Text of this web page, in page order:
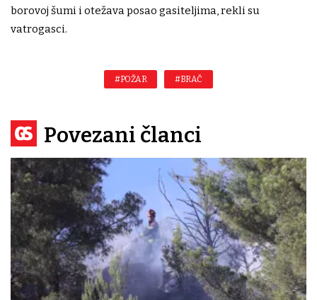
borovoj šumi i otežava posao gasiteljima, rekli su
vatrogasci.
#POŽAR #BRAČ
Povezani članci